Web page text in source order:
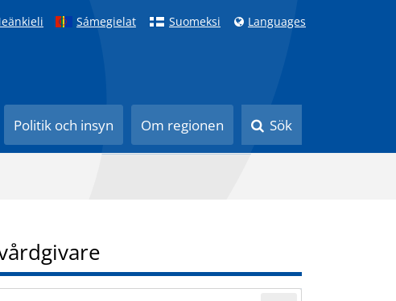
Sámegielat Suomeksi Languages
Politik och insyn Om regionen Sök